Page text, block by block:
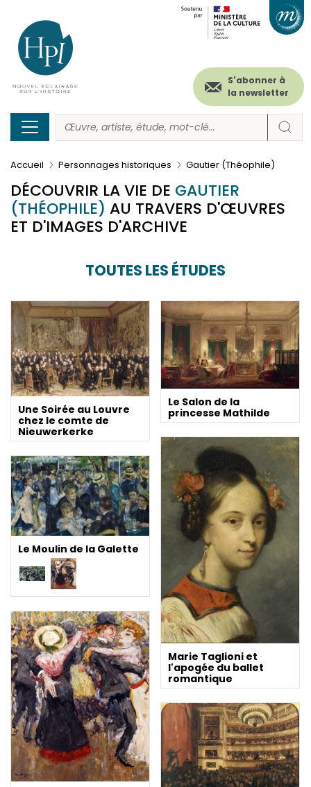
contenu
principal
Menu
secondaire
(header)
S'abonner à
la newsletter
Accueil Personnages historiques Gautier (Théophile)
DÉCOUVRIR LA VIE DE GAUTIER
(THÉOPHILE) AU TRAVERS D'ŒUVRES
ET D'IMAGES D'ARCHIVE
TOUTES LES ÉTUDES
Une Soirée au Louvre
chez le comte de
Nieuwerkerke
Le Salon de la
princesse Mathilde
Marie Taglioni et
l'apogée du ballet
romantique
Le Moulin de la Galette